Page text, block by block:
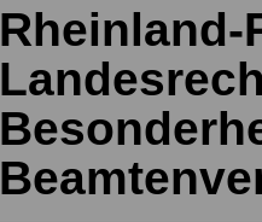
Rheinland-